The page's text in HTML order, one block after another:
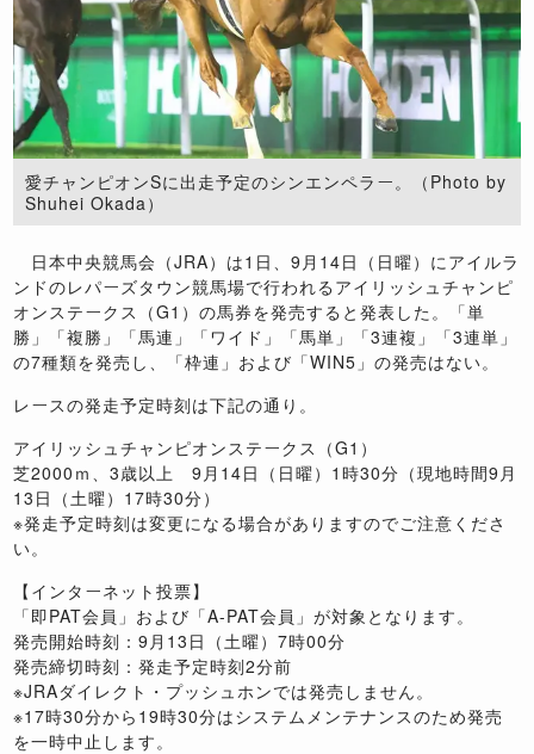
愛チャンピオンSに出走予定のシンエンペラー。（Photo by
Shuhei Okada）
日本中央競馬会（JRA）は1日、9月14日（日曜）にアイルラ
ンドのレパーズタウン競馬場で行われるアイリッシュチャンピ
オンステークス（G1）の馬券を発売すると発表した。「単
勝」「複勝」「馬連」「ワイド」「馬単」「3連複」「3連単」
の7種類を発売し、「枠連」および「WIN5」の発売はない。
レースの発走予定時刻は下記の通り。
アイリッシュチャンピオンステークス（G1）
芝2000ｍ、3歳以上 9月14日（日曜）1時30分（現地時間9月
13日（土曜）17時30分）
※発走予定時刻は変更になる場合がありますのでご注意くださ
い。
【インターネット投票】
「即PAT会員」および「A-PAT会員」が対象となります。
発売開始時刻：9月13日（土曜）7時00分
発売締切時刻：発走予定時刻2分前
※JRAダイレクト・プッシュホンでは発売しません。
※17時30分から19時30分はシステムメンテナンスのため発売
を一時中止します。